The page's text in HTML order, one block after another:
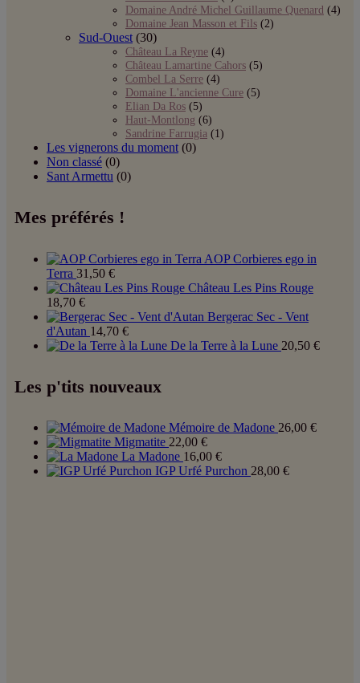
Domaine André Michel Guillaume Quenard (4)
Domaine Jean Masson et Fils (2)
Sud-Ouest (30)
Château La Reyne (4)
Château Lamartine Cahors (5)
Combel La Serre (4)
Domaine L'ancienne Cure (5)
Elian Da Ros (5)
Haut-Montlong (6)
Sandrine Farrugia (1)
Les vignerons du moment (0)
Non classé (0)
Sant Armettu (0)
Mes préférés !
AOP Corbieres ego in
Terra 31,50 €
Château Les Pins Rouge
18,70 €
Bergerac Sec - Vent
d'Autan 14,70 €
De la Terre à la Lune 20,50 €
Les p'tits nouveaux
Mémoire de Madone 26,00 €
Migmatite 22,00 €
La Madone 16,00 €
IGP Urfé Purchon 28,00 €